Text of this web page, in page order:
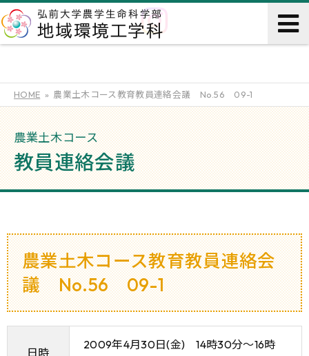
HOME 農業土木コース教育教員連絡会議 No.56 09-1
農業土木コース
教員連絡会議
農業土木コース教育教員連絡会
議 No.56 09-1
日時
2009年4月30日(金) 14時30分～16時